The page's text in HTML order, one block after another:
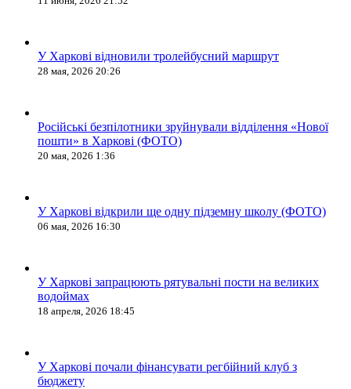
У Харкові відновили тролейбусний маршрут
28 мая, 2026 20:26
Російські безпілотники зруйнували відділення «Нової
пошти» в Харкові (ФОТО)
20 мая, 2026 1:36
У Харкові відкрили ще одну підземну школу (ФОТО)
06 мая, 2026 16:30
У Харкові запрацюють рятувальні пости на великих
водоймах
18 апреля, 2026 18:45
У Харкові почали фінансувати регбійний клуб з
бюджету